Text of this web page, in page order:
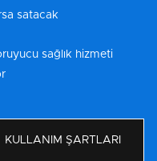
satacak
sağlık hizmeti
KULLANIM ŞARTLARI